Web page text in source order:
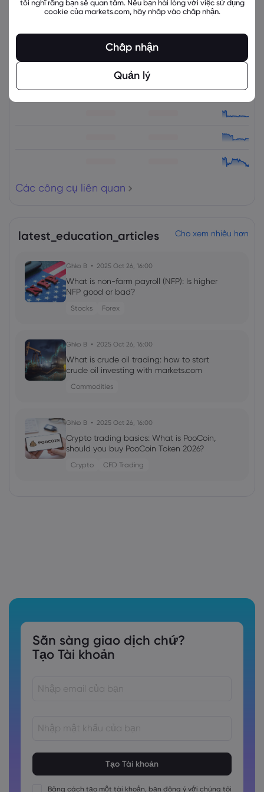
Các công cụ liên quan
Các công cụ liên quan
latest_education_articles Cho xem nhiều hơn
Ghko B 2025 Oct 26, 16:00
What is non-farm payroll (NFP): Is higher
NFP good or bad?
Stocks Forex
Ghko B 2025 Oct 26, 16:00
What is crude oil trading: how to start
crude oil investing with markets.com
Commodities
Ghko B 2025 Oct 26, 16:00
Crypto trading basics: What is PooCoin,
should you buy PooCoin Token 2026?
Crypto CFD Trading
Sẵn sàng giao dịch chứ?
Tạo Tài khoản
Các mật khẩu phải chứa ít nhất 1 ký tự viết hoa
Bằng cách tạo một tài khoản, bạn đồng ý với chúng tôi
tôi nghĩ rằng bạn sẽ quan tâm. Nếu bạn hài lòng với việc sử dụng
cookie của markets.com, hãy nhấp vào chấp nhận.
Chấp nhận
Quản lý